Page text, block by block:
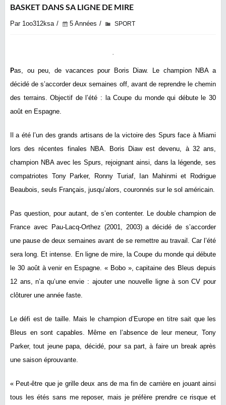
BASKET DANS SA LIGNE DE MIRE
Par 1oo312ksa 5 Années SPORT
Pas, ou peu, de vacances pour Boris Diaw. Le champion NBA a
décidé de s’accorder deux semaines off, avant de reprendre le chemin
des terrains. Objectif de l’été : la Coupe du monde qui débute le 30
août en Espagne.
Il a été l’un des grands artisans de la victoire des Spurs face à Miami
lors des récentes finales NBA. Boris Diaw est devenu, à 32 ans,
champion NBA avec les Spurs, rejoignant ainsi, dans la légende, ses
compatriotes Tony Parker, Ronny Turiaf, Ian Mahinmi et Rodrigue
Beaubois, seuls Français, jusqu’alors, couronnés sur le sol américain.
Pas question, pour autant, de s’en contenter. Le double champion de
France avec Pau-Lacq-Orthez (2001, 2003) a décidé de s’accorder
une pause de deux semaines avant de se remettre au travail. Car l’été
sera long. Et intense. En ligne de mire, la Coupe du monde qui débute
le 30 août à venir en Espagne. « Bobo », capitaine des Bleus depuis
12 ans, n’a qu’une envie : ajouter une nouvelle ligne à son CV pour
clôturer une année faste.
Le défi est de taille. Mais le champion d’Europe en titre sait que les
Bleus en sont capables. Même en l’absence de leur meneur, Tony
Parker, tout jeune papa, décidé, pour sa part, à faire un break après
une saison éprouvante.
« Peut-être que je grille deux ans de ma fin de carrière en jouant ainsi
tous les étés sans me reposer, mais je préfère prendre ce risque et